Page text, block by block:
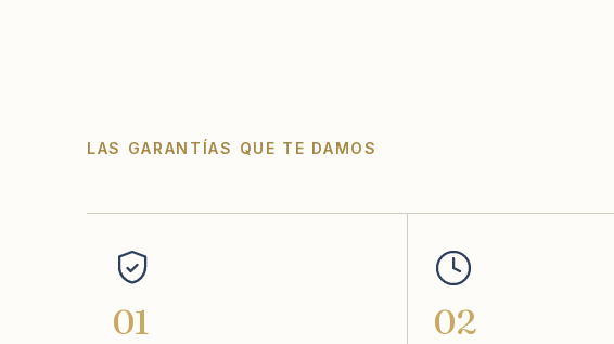
LAS GARANTÍAS QUE TE DAMOS
01 02